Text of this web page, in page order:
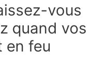
vous
quand vos
en feu